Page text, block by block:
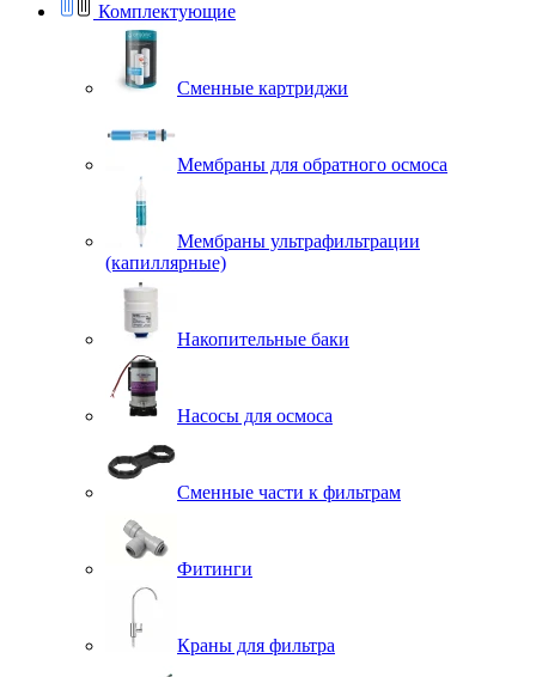
Комплектующие
Сменные картриджи
Мембраны для обратного осмоса
Мембраны ультрафильтрации
(капиллярные)
Накопительные баки
Насосы для осмоса
Сменные части к фильтрам
Фитинги
Краны для фильтра